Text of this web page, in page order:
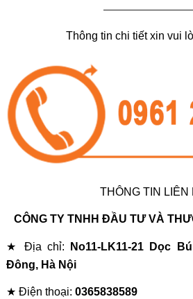
Thông tin chi tiết xin vui
THÔNG TIN LIÊN
CÔNG TY TNHH ĐẦU TƯ VÀ
★ Địa chỉ:
No11-LK11-21 Dọc
Đông, Hà Nội
★ Điện thoại: 0365838589